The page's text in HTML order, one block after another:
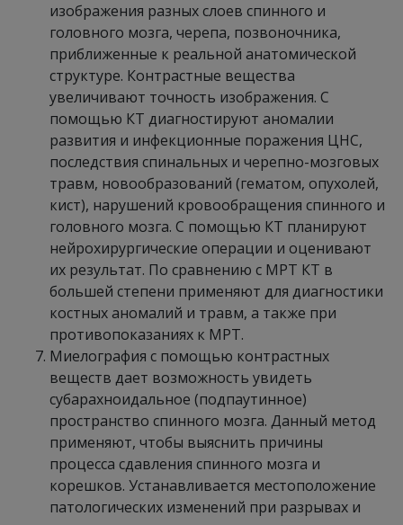
изображения разных слоев спинного и
головного мозга, черепа, позвоночника,
приближенные к реальной анатомической
структуре. Контрастные вещества
увеличивают точность изображения. С
помощью КТ диагностируют аномалии
развития и инфекционные поражения ЦНС,
последствия спинальных и черепно-мозговых
травм, новообразований (гематом, опухолей,
кист), нарушений кровообращения спинного и
головного мозга. С помощью КТ планируют
нейрохирургические операции и оценивают
их результат. По сравнению с МРТ КТ в
большей степени применяют для диагностики
костных аномалий и травм, а также при
противопоказаниях к МРТ.
Миелография с помощью контрастных
веществ дает возможность увидеть
субарахноидальное (подпаутинное)
пространство спинного мозга. Данный метод
применяют, чтобы выяснить причины
процесса сдавления спинного мозга и
корешков. Устанавливается местоположение
патологических изменений при разрывах и